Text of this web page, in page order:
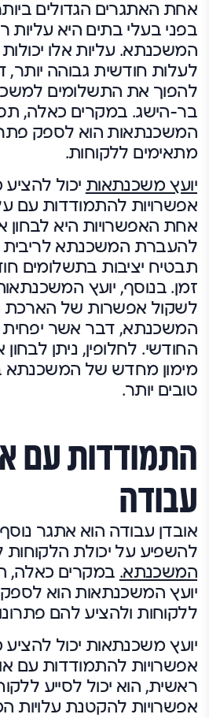
אחת האתגרים הגדולים
בפני בעלי בתים היא עליות
המשכנתא. עליות אלו יכולות
לעלות חודשית גבוהה יותר,
להפוך את התשלומים
בר-הישג. במקרים כאלה,
המשכנתאות הוא לספק
מתאימים ללקוחות.
יועץ משכנתאות יכול
אפשרויות להתמודדות עם
אחת האפשרויות היא לבחון
להעברת המשכנתא
תבטיח יציבות בתשלומים
זמן. בנוסף, יועץ
לשקול אפשרות של הארכת
המשכנתא, דבר אשר
החודשי. לחלופין, ניתן
מימון מחדש של המשכנתא
טובים יותר.
התמודדות עם
עבודה
אובדן עבודה הוא אתגר
להשפיע על יכולת
המשכנתא. במקרים כאלה,
יועץ המשכנתאות הוא לספק
ללקוחות ולהציע להם
יועץ משכנתאות יכול
אפשרויות להתמודדות עם
ראשית, הוא יכול לסייע
אפשרויות להקטנת עלויות